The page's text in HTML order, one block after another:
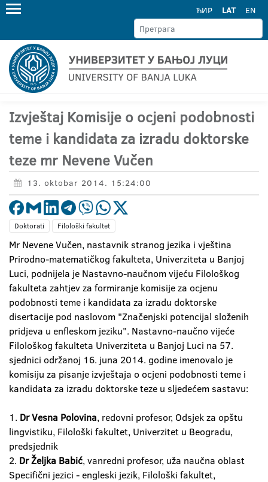
ЋИР LAT EN
Izvještaj Komisije o ocjeni podobnosti
teme i kandidata za izradu doktorske
teze mr Nevene Vučen
13. oktobar 2014. 15:24:00
Doktorati Filološki fakultet
Mr Nevene Vučen, nastavnik stranog jezika i vještina
Prirodno-matematičkog fakulteta, Univerziteta u Banjoj
Luci, podnijela je Nastavno-naučnom vijeću Filološkog
fakulteta zahtjev za formiranje komisije za ocjenu
podobnosti teme i kandidata za izradu doktorske
disertacije pod naslovom "Značenjski potencijal složenih
pridjeva u enfleskom jeziku". Nastavno-naučno vijeće
Filološkog fakulteta Univerziteta u Banjoj Luci na 57.
sjednici održanoj 16. juna 2014. godine imenovalo je
komisiju za pisanje izvještaja o ocjeni podobnosti teme i
kandidata za izradu doktorske teze u sljedećem sastavu:
1. Dr Vesna Polovina, redovni profesor, Odsjek za opštu
lingvistiku, Filološki fakultet, Univerzitet u Beogradu,
predsjednik
2. Dr Željka Babić, vanredni profesor, uža naučna oblast
Specifični jezici - engleski jezik, Filološki fakultet,